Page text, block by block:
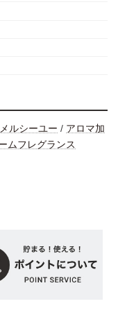
メルシーユー / アロマ加
ムフレグランス